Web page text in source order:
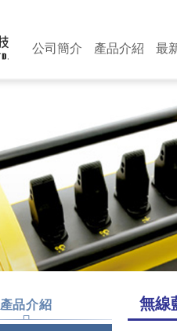
公司簡介
歷史沿革
產品介紹
顯示型荷重超載限制器
無線藍牙門鎖
藍牙手機控制系統
馬達緩衝器
意大利G.G.防水開關
其他貿易類產品
最
產品介紹 無線